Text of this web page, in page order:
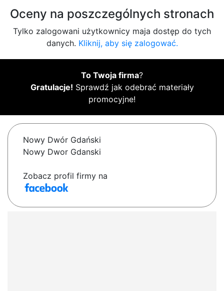
Oceny na poszczególnych stronach
Tylko zalogowani użytkownicy maja dostęp do tych
danych. Kliknij, aby się zalogować.
To Twoja firma?
Gratulacje! Sprawdź jak odebrać materiały
promocyjne!
Nowy Dwór Gdański
Nowy Dwor Gdanski
Zobacz profil firmy na